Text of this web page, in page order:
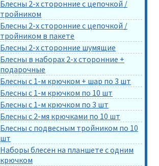
Блесны 2-х сторонние с цепочкой /
тройником
Блесны 2-х сторонние с цепочкой /
тройником в пакете
Блесны 2-х сторонние шумящие
Блесны в наборах 2-х сторонние +
подарочные
Блесны с 1-м крючком + шар по 3 шт
Блесны с 1-м крючком по 10 шт
Блесны с 1-м крючком по 3 шт
Блесны с 2-мя крючками по 10 шт
Блесны с подвесным тройником по 10
шт
Наборы блесен на планшете с одним
крючком